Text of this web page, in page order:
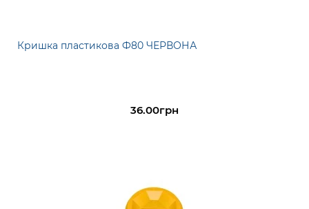
Кришка пластикова Ф80 ЧЕРВОНА
36.00грн